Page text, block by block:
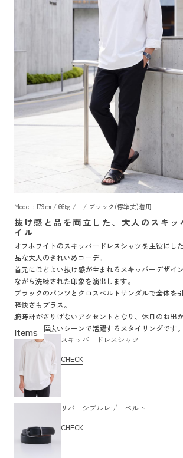
Model : 179㎝ / 66㎏ / L / ブラック(標準丈)着用
抜け感と品を両立した、大人のスキッ
イル
オフホワイトのスキッパードレスシャツを主役にし
品な大人のきれいめコーデ。
首元にほどよい抜け感が生まれるスキッパーデザイ
ながら洗練された印象を演出します。
ブラックのパンツとクロスベルトサンダルで全体を引
軽快さもプラス。
腕時計がさりげないアクセントとなり、休日のお出か
食事など幅広いシーンで活躍するスタイリングです。
スキッパードレスシャツ
CHECK
リバーシブルレザーベルト
CHECK